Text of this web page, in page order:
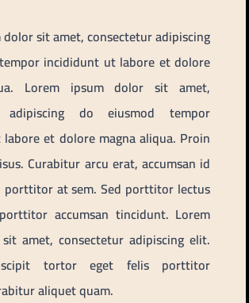
sit amet, consectetur adipiscing
incididunt ut labore et dolore
Lorem ipsum dolor sit amet,
adipiscing do eiusmod tempor
et dolore magna aliqua. Proin
Curabitur arcu erat, accumsan id
porttitor at sem. Sed porttitor lectus
accumsan tincidunt. Lorem
amet, consectetur adipiscing elit.
tortor eget felis porttitor
aliquet quam.